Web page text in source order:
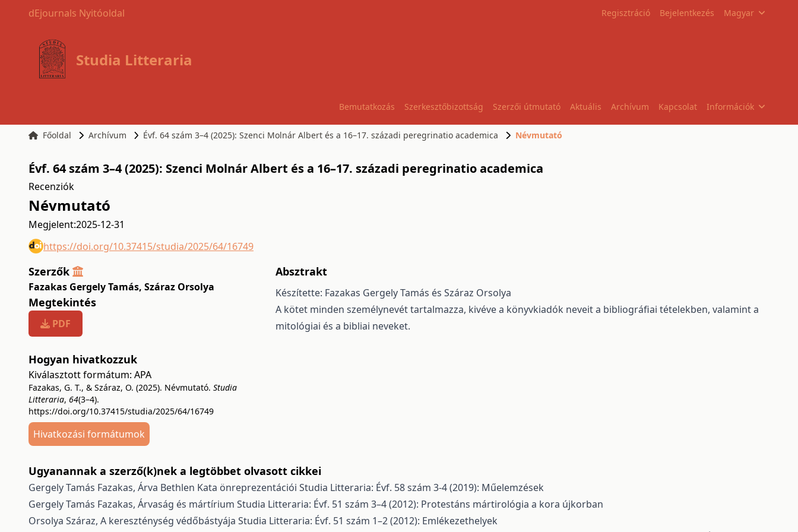
dEjournals Nyitóoldal Regisztráció Bejelentkezés Magyar
Studia Litteraria
Bemutatkozás Szerkesztőbizottság Szerzői útmutató Aktuális Archívum Kapcsolat Információk
Főoldal Archívum Évf. 64 szám 3–4 (2025): Szenci Molnár Albert és a 16–17. századi peregrinatio academica Névmutató
Évf. 64 szám 3–4 (2025): Szenci Molnár Albert és a 16–17. századi peregrinatio academica
Recenziók
Névmutató
Megjelent:2025-12-31
https://doi.org/10.37415/studia/2025/64/16749
Szerzők
Fazakas Gergely Tamás, Száraz Orsolya
Megtekintés
PDF
Hogyan hivatkozzuk
Kiválasztott formátum: APA
Fazakas, G. T., & Száraz, O. (2025). Névmutató. Studia
Litteraria, 64(3–4).
https://doi.org/10.37415/studia/2025/64/16749
Hivatkozási formátumok
Absztrakt
Készítette: Fazakas Gergely Tamás és Száraz Orsolya
A kötet minden személynevét tartalmazza, kivéve a könyvkiadók neveit a bibliográfiai tételekben, valamint a
mitológiai és a bibliai neveket.
Ugyanannak a szerző(k)nek a legtöbbet olvasott cikkei
Gergely Tamás Fazakas, Árva Bethlen Kata önreprezentációi Studia Litteraria: Évf. 58 szám 3-4 (2019): Műelemzések
Gergely Tamás Fazakas, Árvaság és mártírium Studia Litteraria: Évf. 51 szám 3–4 (2012): Protestáns mártirológia a kora újkorban
Orsolya Száraz, A kereszténység védőbástyája Studia Litteraria: Évf. 51 szám 1–2 (2012): Emlékezethelyek